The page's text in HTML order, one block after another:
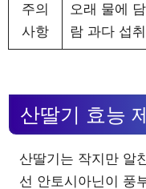
주의
사항
오래 물에
람 과다 섭
산딸기 효능
산딸기는 작지만 알
선 안토시아닌이 풍